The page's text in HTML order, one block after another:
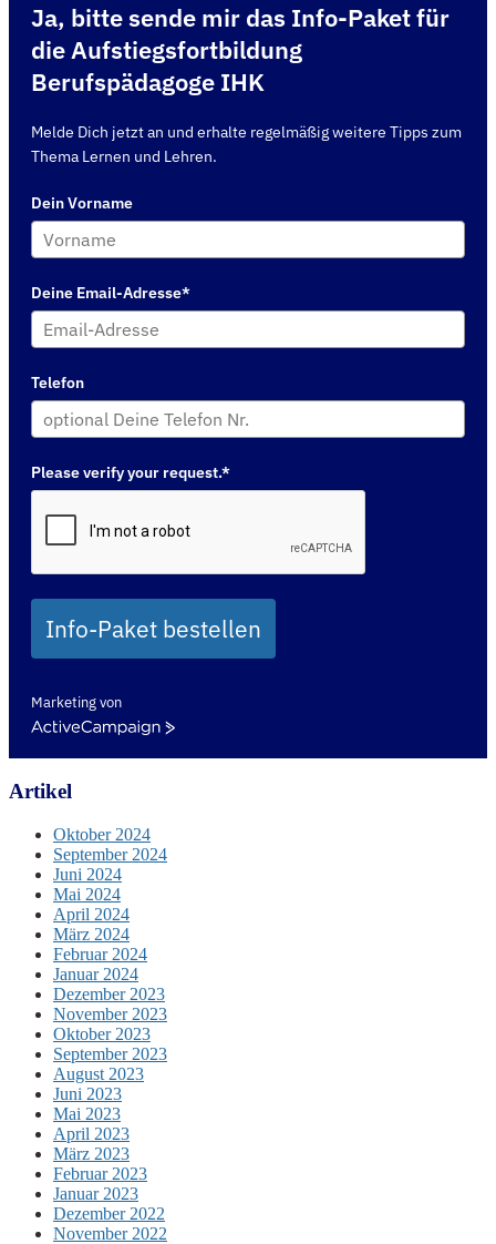
Ja, bitte sende mir das Info-Paket für
die Aufstiegsfortbildung
Berufspädagoge IHK
Melde Dich jetzt an und erhalte regelmäßig weitere Tipps zum
Thema Lernen und Lehren.
Dein Vorname
Deine Email-Adresse*
Telefon
Please verify your request.*
Info-Paket bestellen
Marketing von
ActiveCampaign
Artikel
Oktober 2024
September 2024
Juni 2024
Mai 2024
April 2024
März 2024
Februar 2024
Januar 2024
Dezember 2023
November 2023
Oktober 2023
September 2023
August 2023
Juni 2023
Mai 2023
April 2023
März 2023
Februar 2023
Januar 2023
Dezember 2022
November 2022